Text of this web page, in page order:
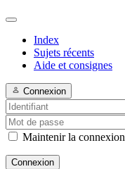
Index
Sujets récents
Aide et consignes
Connexion
Maintenir la connexion
Connexion